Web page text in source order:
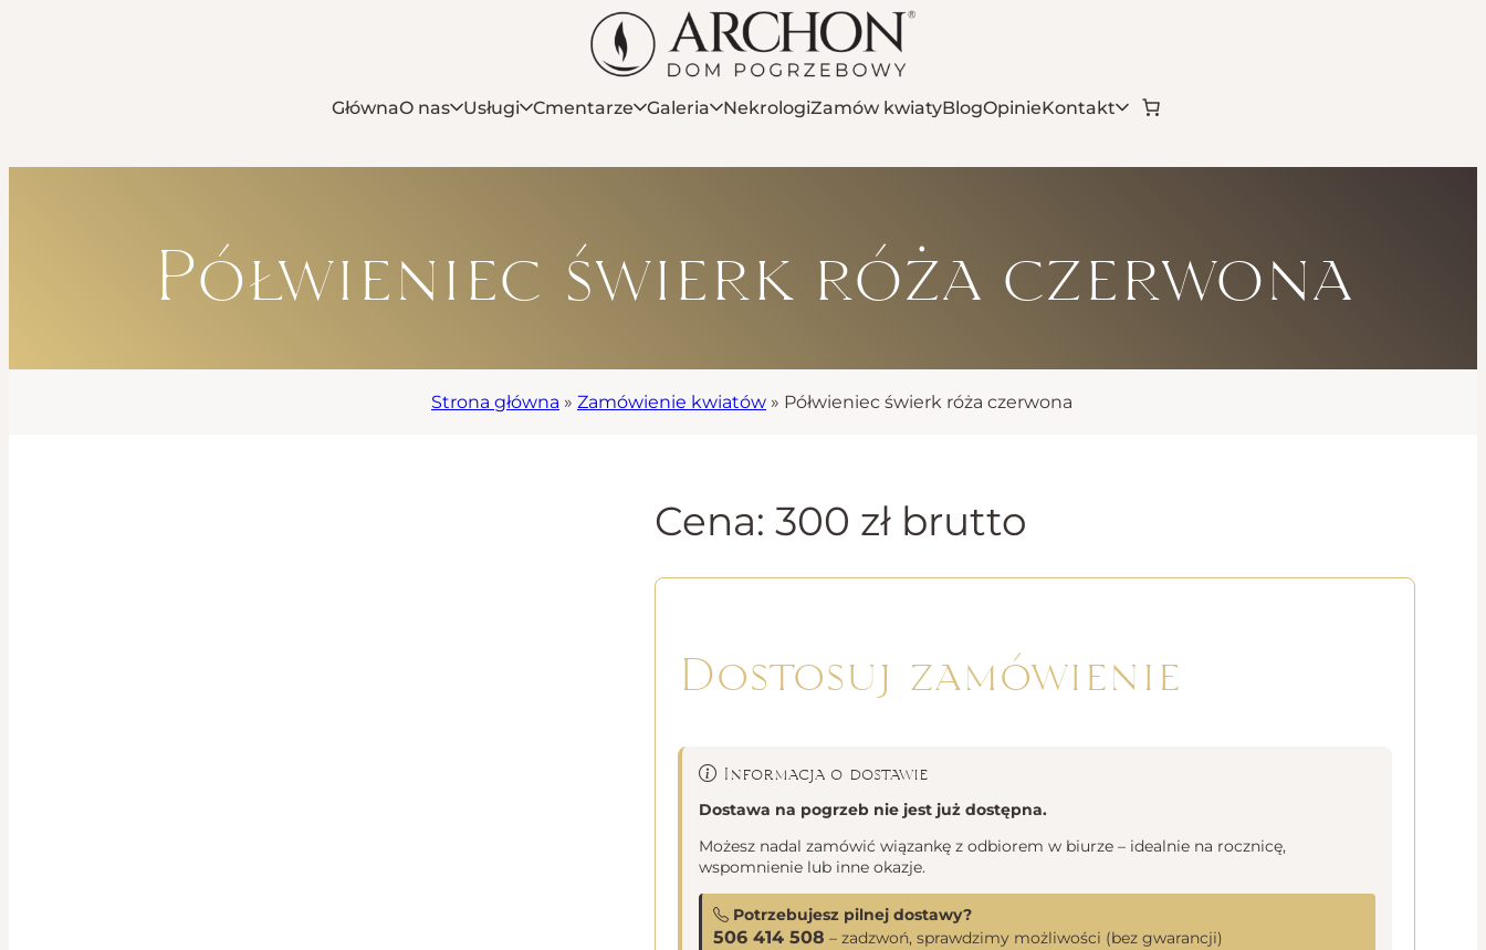
GłównaO nas Usługi Cmentarze Galeria NekrologiZamów kwiatyBlogOpinieKontakt
Półwieniec świerk róża czerwona
Strona główna » Zamówienie kwiatów » Półwieniec świerk róża czerwona
Cena: 300 zł brutto
Dostosuj zamówienie
Informacja o dostawie
Dostawa na pogrzeb nie jest już dostępna.
Możesz nadal zamówić wiązankę z odbiorem w biurze – idealnie na rocznicę,
wspomnienie lub inne okazje.
Potrzebujesz pilnej dostawy?
506 414 508 – zadzwoń, sprawdzimy możliwości (bez gwarancji)